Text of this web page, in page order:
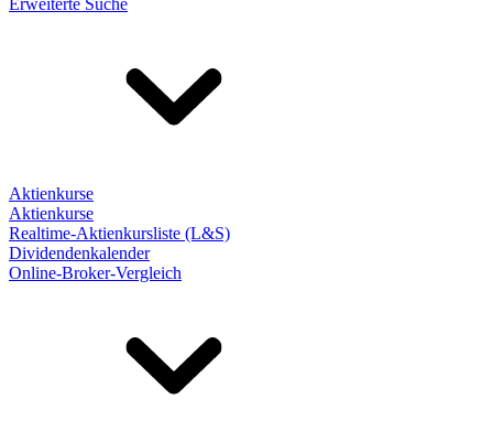
Erweiterte Suche
Aktienkurse
Aktienkurse
Realtime-Aktienkursliste (L&S)
Dividendenkalender
Online-Broker-Vergleich